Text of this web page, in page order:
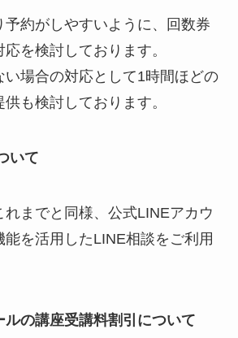
約がしやすいように、回数券
を検討しております。
場合の対応として1時間ほどの
供も検討しております。
いて
までと同様、公式LINEアカウ
能を活用したLINE相談をご利用
の講座受講料割引について